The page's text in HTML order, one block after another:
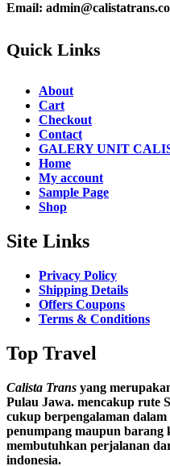
Email:
Quick Links
About
Cart
Checkout
Contact
GALERY UNIT
Home
My account
Sample Page
Shop
Site Links
Privacy Policy
Shipping Details
Offers Coupons
Terms & Conditions
Top Travel
Calista Trans yang
Pulau Jawa. mencakup rute
cukup berpengalaman
penumpang maupun barang
membutuhkan perjalanan
indonesia.